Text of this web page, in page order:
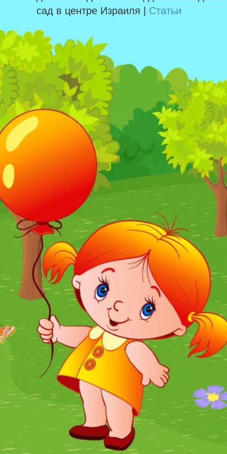
сад в центре Израиля | Статьи